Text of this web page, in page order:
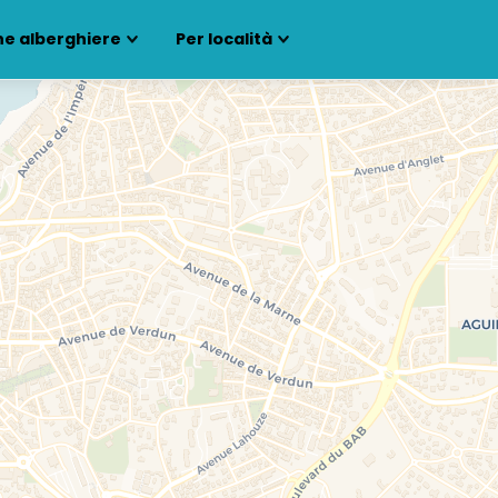
alberghiere Per località